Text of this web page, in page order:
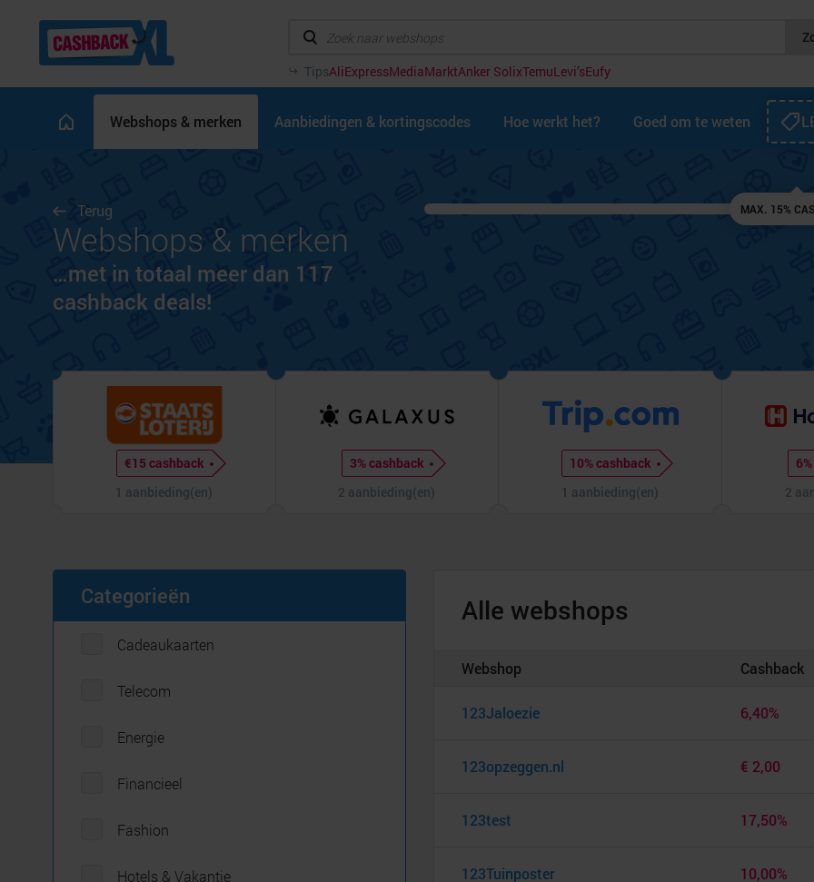
TipsAliExpressMediaMarktAnker SolixTemuLevi’sEufy
Webshops & merken Aanbiedingen & kortingscodes Hoe werkt het? Goed om te weten
Terug
Webshops & merken
…met in totaal meer dan 117
cashback deals!
MAX. 15%
€15 cashback
1 aanbieding(en)
3% cashback
2 aanbieding(en)
10% cashback
1 aanbieding(en)
2
Categorieën
Cadeaukaarten
Telecom
Energie
Financieel
Fashion
Hotels & Vakantie
Alle webshops
Webshop Cashback
123Jaloezie 6,40%
123opzeggen.nl € 2,00
123test 17,50%
123Tuinposter 10,00%